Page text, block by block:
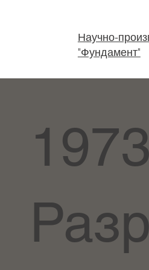
Научно-
"Фундамент"